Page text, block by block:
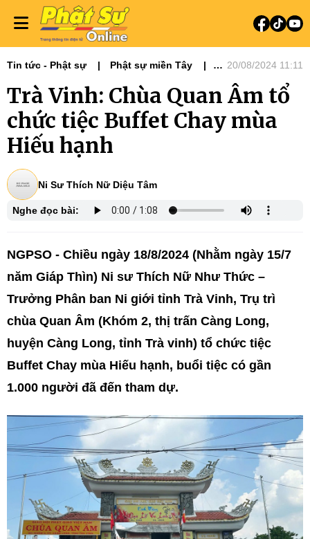
Tin tức - Phật sự
Phật sự miền Tây
20/08/2024 11:11
Trà Vinh: Chùa Quan Âm tổ
chức tiệc Buffet Chay mùa
Hiếu hạnh
Ni Sư Thích Nữ Diệu Tâm
Nghe đọc bài:
NGPSO - Chiều ngày 18/8/2024 (Nhằm ngày 15/7
năm Giáp Thìn) Ni sư Thích Nữ Như Thức –
Trưởng Phân ban Ni giới tỉnh Trà Vinh, Trụ trì
chùa Quan Âm (Khóm 2, thị trấn Càng Long,
huyện Càng Long, tỉnh Trà vinh) tổ chức tiệc
Buffet Chay mùa Hiếu hạnh, buổi tiệc có gần
1.000 người đã đến tham dự.